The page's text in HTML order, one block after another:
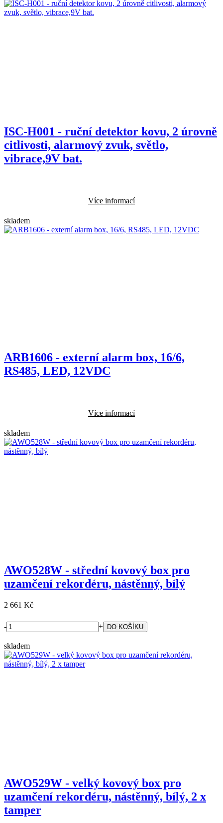
ISC-H001 - ruční detektor kovu, 2 úrovně
citlivosti, alarmový zvuk, světlo,
vibrace,9V bat.
Více informací
skladem
ARB1606 - externí alarm box, 16/6,
RS485, LED, 12VDC
Více informací
skladem
AWO528W - střední kovový box pro
uzamčení rekordéru, nástěnný, bílý
2 661 Kč
- +
skladem
AWO529W - velký kovový box pro
uzamčení rekordéru, nástěnný, bílý, 2 x
tamper